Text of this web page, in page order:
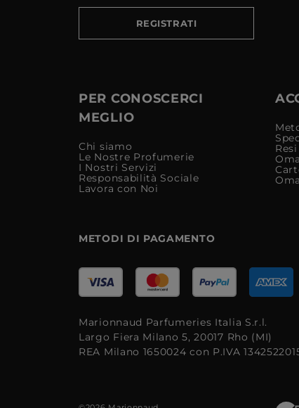
REGISTRATI
PER CONOSCERCI
MEGLIO
Chi siamo
Le Nostre Profumerie
I Nostri Servizi
Responsabilità Sociale
Lavora con Noi
METODI DI PAGAMENTO
Marionnaud Parfumeries Italia S.r.l.
Largo Fiera Milano 5, 20017 Rho (MI)
REA Milano 1650024 con P.IVA